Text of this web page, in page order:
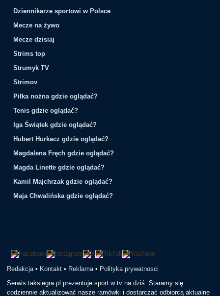
Dziennikarze sportowi w Polsce
Mecze na żywo
Mecze dzisiaj
Strims top
Strumyk TV
Strimov
Piłka nożna gdzie oglądać?
Tenis gdzie oglądać?
Iga Świątek gdzie oglądać?
Hubert Hurkacz gdzie oglądać?
Magdalena Fręch gdzie oglądać?
Magda Linette gdzie oglądać?
Kamil Majchrzak gdzie oglądać?
Maja Chwalińska gdzie oglądać?
Redakcja • Kontakt • Reklama • Polityka prywatnosci
Serwis taksiegra.pl prezentuje sport w tv na dziś. Staramy się
codziennie aktualizować nasze ramówki i dostarczać odbiorcą aktualne